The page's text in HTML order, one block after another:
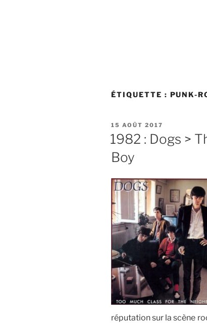
ÉTIQUETTE : PUNK-
PUBLIÉ
LE
15 AOÛT 2017
1982 : Dogs >
Boy
réputation sur la scène